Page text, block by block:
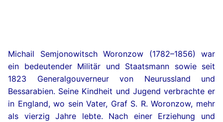
Michail Semjonowitsch Woronzow (1782–1856) war
ein bedeutender Militär und Staatsmann sowie seit
1823 Generalgouverneur von Neurussland und
Bessarabien. Seine Kindheit und Jugend verbrachte er
in England, wo sein Vater, Graf S. R. Woronzow, mehr
als vierzig Jahre lebte. Nach einer Erziehung und